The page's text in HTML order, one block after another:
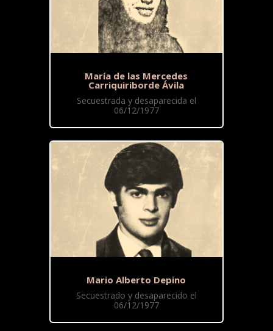
María de las Mercedes
Carriquiriborde Ávila
Secuestrada y desaparecida el
06/12/1977
Mario Alberto Depino
Secuestrado y desaparecido el
06/12/1977